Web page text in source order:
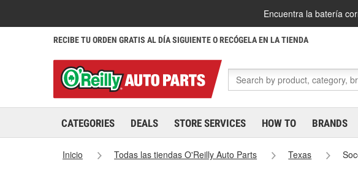
Encuentra la batería
RECIBE TU ORDEN GRATIS AL DÍA SIGUIENTE O RECÓGELA EN LA TIENDA
CATEGORIES DEALS STORE SERVICES HOW TO BRANDS
Inicio Todas las tiendas O'Reilly Auto Parts Texas